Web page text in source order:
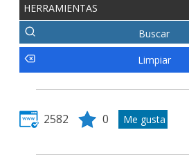
HERRAMIENTAS
2582 0